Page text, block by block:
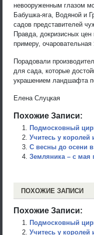
невооруженным глазом
Бабушка-яга, Водяной и
садов представителей
Правда, докризисных
примеру, очаровательная
Порадовали
для сада, которые
украшением ландшафта
Елена Слуцкая
Похожие Записи:
Подмосковный
Учитесь у королей
С весны до осени в
Земляника – с мая
ПОХОЖИЕ ЗАПИСИ
Похожие Записи:
Подмосковный
Учитесь у королей